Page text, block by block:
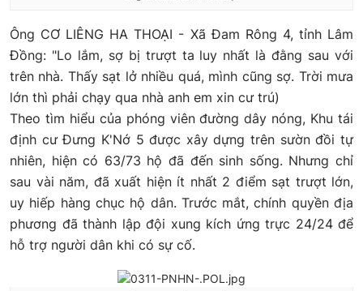
Ông CƠ LIÊNG HA THOẠI - Xã Đam Rông 4, tỉnh Lâm
Đồng: "Lo lắm, sợ bị trượt ta luy nhất là đằng sau với
trên nhà. Thấy sạt lở nhiều quá, mình cũng sợ. Trời mưa
lớn thì phải chạy qua nhà anh em xin cư trú)
Theo tìm hiểu của phóng viên đường dây nóng, Khu tái
định cư Đưng K'Nớ 5 được xây dựng trên sườn đồi tự
nhiên, hiện có 63/73 hộ đã đến sinh sống. Nhưng chỉ
sau vài năm, đã xuất hiện ít nhất 2 điểm sạt trượt lớn,
uy hiếp hàng chục hộ dân. Trước mắt, chính quyền địa
phương đã thành lập đội xung kích ứng trực 24/24 để
hỗ trợ người dân khi có sự cố.